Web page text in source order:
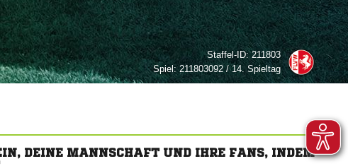
Staffel-ID:211803
Spiel:211803092 / 14. Spieltag
DEINE MANNSCHAFT UND IHRE FANS, INDEM